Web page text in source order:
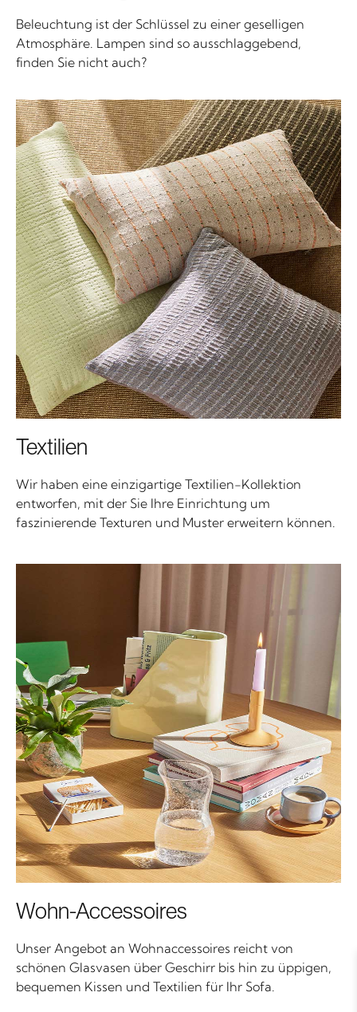
Beleuchtung ist der Schlüssel zu einer geselligen
Atmosphäre. Lampen sind so ausschlaggebend,
finden Sie nicht auch?
Textilien
Wir haben eine einzigartige Textilien-Kollektion
entworfen, mit der Sie Ihre Einrichtung um
faszinierende Texturen und Muster erweitern können.
Wohn-Accessoires
Unser Angebot an Wohnaccessoires reicht von
schönen Glasvasen über Geschirr bis hin zu üppigen,
bequemen Kissen und Textilien für Ihr Sofa.